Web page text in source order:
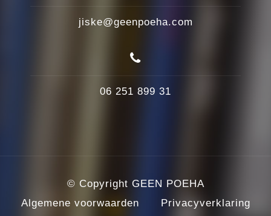
jiske@geenpoeha.com
06 251 899 31
© Copyright GEEN POEHA
Algemene voorwaarden
Privacyverklaring